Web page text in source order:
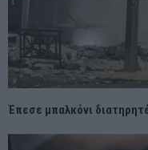
Έπεσε μπαλκόνι